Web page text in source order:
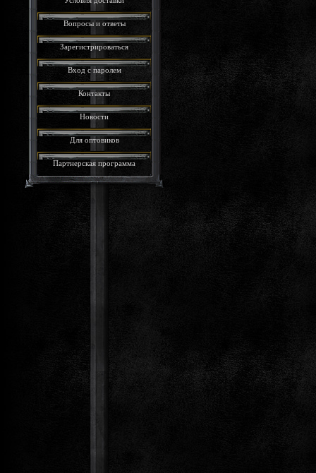
Вопросы и ответы
Зарегистрироваться
Вход с паролем
Контакты
Новости
Для оптовиков
Партнерская программа